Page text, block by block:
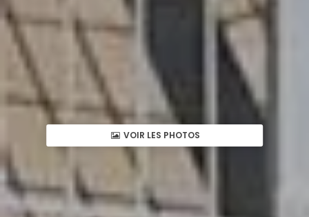
VOIR LES PHOTOS